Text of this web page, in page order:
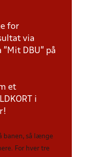
for
via
”Mit DBU” på
et
i
banen, så længe
For hver tre